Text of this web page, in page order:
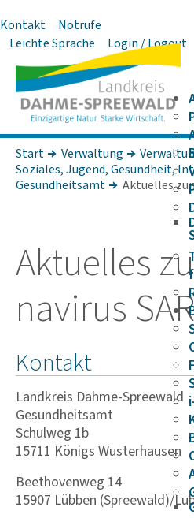
Kontakt
Notrufe
Leichte Sprache
Login / Logout
Start Verwaltung
Soziales, Jugend, Gesundheit,
Gesundheitsamt
Aktuelles
Aktu­elles
na­virus
Kontakt
Landkreis Dahme-Spreewald
Gesundheitsamt
Schulweg 1b
15711 Königs Wusterhausen
Beethovenweg 14
15907 Lübben (Spreewald)/